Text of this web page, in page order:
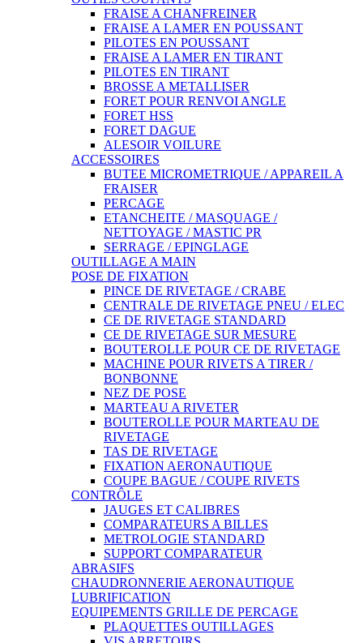
FRAISE A CHANFREINER
FRAISE A LAMER EN POUSSANT
PILOTES EN POUSSANT
FRAISE A LAMER EN TIRANT
PILOTES EN TIRANT
BROSSE A METALLISER
FORET POUR RENVOI ANGLE
FORET HSS
FORET DAGUE
ALESOIR VOILURE
ACCESSOIRES
BUTEE MICROMETRIQUE / APPAREIL A
FRAISER
PERCAGE
ETANCHEITE / MASQUAGE /
NETTOYAGE / MASTIC PR
SERRAGE / EPINGLAGE
OUTILLAGE A MAIN
POSE DE FIXATION
PINCE DE RIVETAGE / CRABE
CENTRALE DE RIVETAGE PNEU / ELEC
CE DE RIVETAGE STANDARD
CE DE RIVETAGE SUR MESURE
BOUTEROLLE POUR CE DE RIVETAGE
MACHINE POUR RIVETS A TIRER /
BONBONNE
NEZ DE POSE
MARTEAU A RIVETER
BOUTEROLLE POUR MARTEAU DE
RIVETAGE
TAS DE RIVETAGE
FIXATION AERONAUTIQUE
COUPE BAGUE / COUPE RIVETS
CONTRÔLE
JAUGES ET CALIBRES
COMPARATEURS A BILLES
METROLOGIE STANDARD
SUPPORT COMPARATEUR
ABRASIFS
CHAUDRONNERIE AERONAUTIQUE
LUBRIFICATION
EQUIPEMENTS GRILLE DE PERCAGE
PLAQUETTES OUTILLAGES